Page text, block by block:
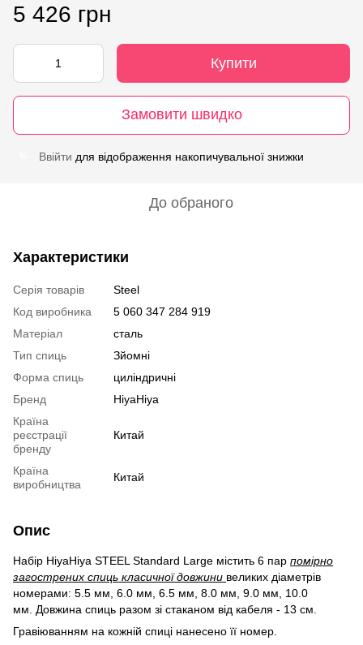
5 426 грн
Купити
Замовити швидко
Ввійти для відображення накопичувальної знижки
До обраного
Характеристики
Серія товарів
Steel
Код виробника
5 060 347 284 919
Матеріал
сталь
Тип спиць
Зйомні
Форма спиць
циліндричні
Бренд
HiyaHiya
Країна
реєстрації
бренду
Китай
Країна
виробництва
Китай
Опис
Набір HiyaHiya STEEL Standard Large містить 6 пар помірно
загострених спиць класичної довжини великих діаметрів
номерами: 5.5 мм, 6.0 мм, 6.5 мм, 8.0 мм, 9.0 мм, 10.0
мм. Довжина спиць разом зі стаканом від кабеля - 13 см.
Гравіюванням на кожній спиці нанесено її номер.